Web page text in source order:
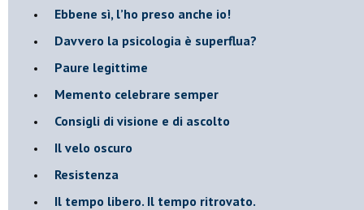
​Ebbene sì, l’ho preso anche io!
​Davvero la psicologia è superflua?
Paure legittime
​Memento celebrare semper
​Consigli di visione e di ascolto
​Il velo oscuro
Resistenza
​Il tempo libero. Il tempo ritrovato.